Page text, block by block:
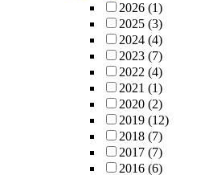
2026 (1)
2025 (3)
2024 (4)
2023 (7)
2022 (4)
2021 (1)
2020 (2)
2019 (12)
2018 (7)
2017 (7)
2016 (6)